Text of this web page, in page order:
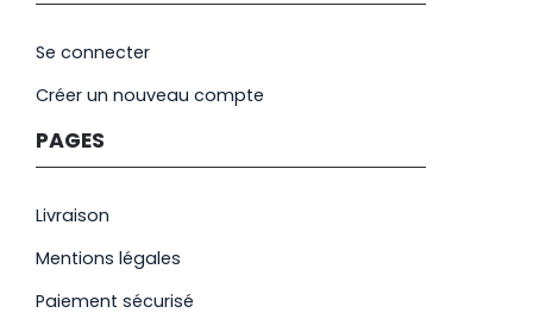
Se connecter
Créer un nouveau compte
PAGES
Livraison
Mentions légales
Paiement sécurisé